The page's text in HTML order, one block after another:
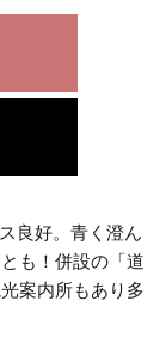
良好。青く澄ん
も！併設の「道
案内所もあり多